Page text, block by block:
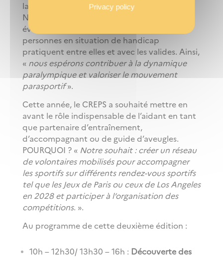
la Maison Régionale de la Performance de
Nouvelle-Aquitaine et organisateur de cet
événement, cette journée permet aux
personnes en situation de handicap
pratiquent entre elles et avec les valides. Ainsi,
« nous espérons contribuer à la dynamique
paralympique et valoriser le mouvement
parasportif».
Cette année, le CREPS a souhaité mettre en
avant le rôle indispensable de l’aidant en tant
que partenaire d’entraînement,
d’accompagnant ou de guide d’aveugles.
POURQUOI ? « Notre souhait : créer un réseau
de volontaires mobilisés pour accompagner
les sportifs sur différents rendez-vous sportifs
tel que les Jeux de Paris ou ceux de Los Angeles
en 2028 et participer à l’organisation des
compétitions. ».
Au programme de cette deuxième édition :
10h – 12h30/ 13h30 – 16h : Découverte des
Privacy policy